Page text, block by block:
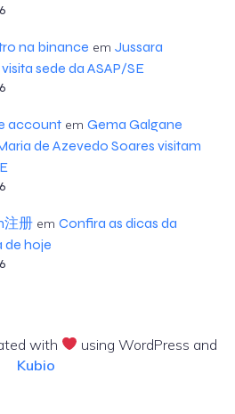
na binance em Jussara
sede da ASAP/SE
accountem Gema Galgane
de Azevedo Soares visitam
注册em Confira as dicas da
de hoje
with
using WordPress and
Kubio